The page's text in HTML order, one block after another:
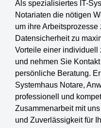
Als spezialisiertes IT-
Notariaten die nötigen
um ihre
Datensicherheit zu
Vorteile einer individuell
und nehmen Sie
persönliche Beratung.
Systemhaus Notare,
professionell und
Zusammenarbeit mit
und Zuverlässigkeit für